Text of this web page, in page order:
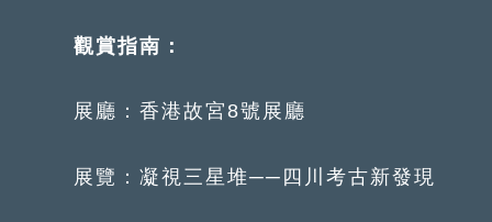
觀賞指南：
展廳：香港故宮8號展廳
展覽：凝視三星堆──四川考古新發現